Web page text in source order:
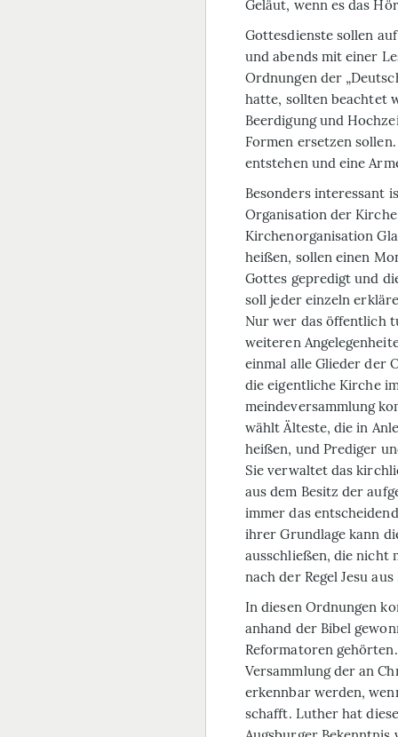
Geläut, wenn es das
Gottesdienste sollen
und abends mit einer
Ordnungen der
hatte, sollten beachtet
Beerdigung und
Formen ersetzen
entstehen und eine
Besonders interessant
Organisation der
Kirchenorganisation
heißen, sollen einen
Gottes gepredigt und
soll jeder einzeln
Nur wer das öffentlich
weiteren
einmal alle Glieder der
die eigentliche Kirche
mein­deversammlung
wählt Älteste, die in
heißen, und Prediger
Sie verwaltet das
aus dem Besitz der
immer das
ihrer Grundlage kann
ausschließen, die nicht
nach der Regel Jesu
In diesen Ordnungen
anhand der Bibel
Reformatoren
Versammlung der an
erkennbar werden,
schafft. Luther hat